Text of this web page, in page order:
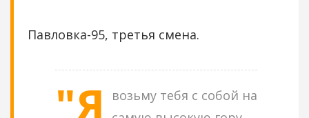
Павловка-95, третья смена.
"Я
возьму тебя с собой на